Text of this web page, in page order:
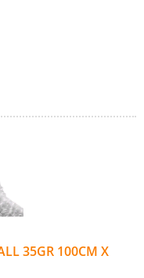
35GR 100CM X